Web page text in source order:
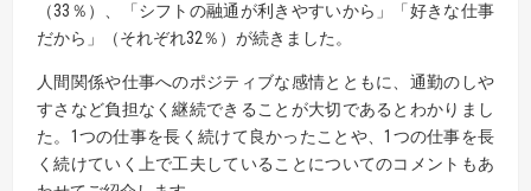
（33％）、「シフトの融通が利きやすいから」「好きな仕事
だから」（それぞれ32％）が続きました。
人間関係や仕事へのポジティブな感情とともに、通勤のしや
すさなど負担なく継続できることが大切であるとわかりまし
た。1つの仕事を長く続けて良かったことや、1つの仕事を長
く続けていく上で工夫していることについてのコメントもあ